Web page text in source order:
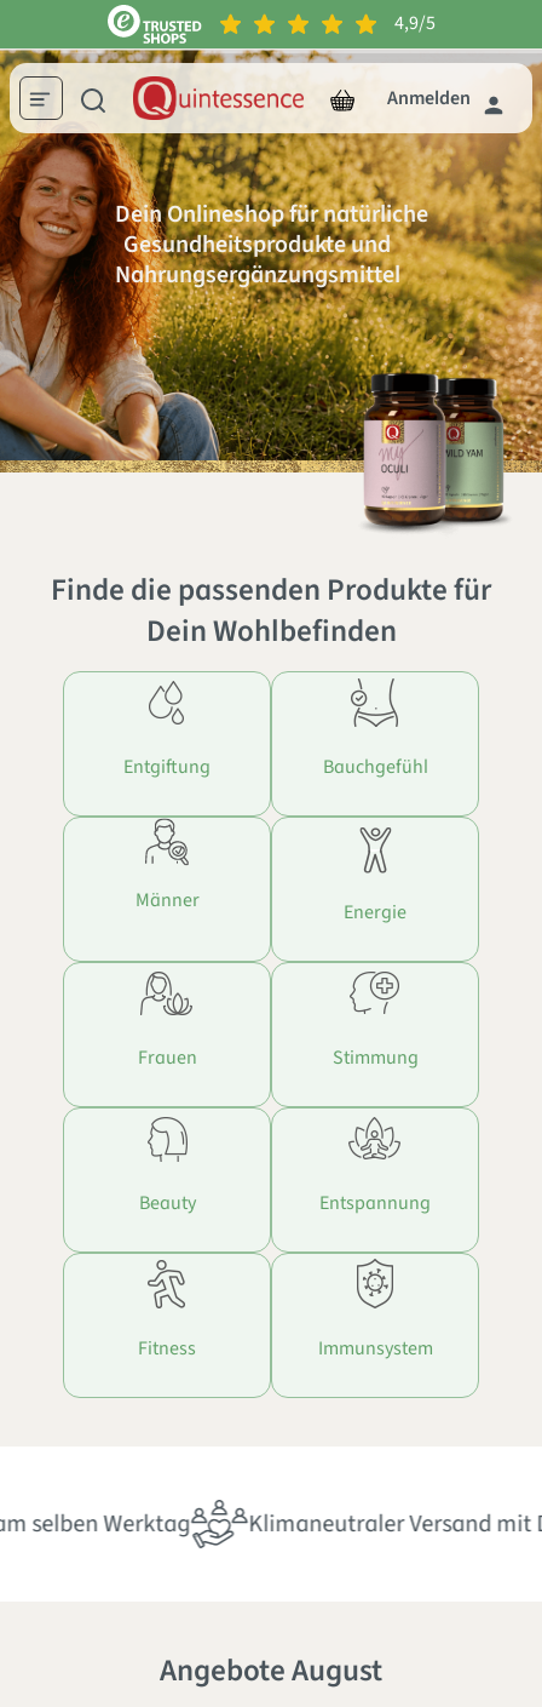
springen 4,9/5
Anmelden
Dein Onlineshop für natürliche
Gesundheitsprodukte und
Nahrungsergänzungsmittel
Finde die passenden Produkte für
Dein Wohlbefinden
Entgiftung Bauchgefühl
Männer Energie
Frauen Stimmung
Beauty Entspannung
Fitness Immunsystem
Werktag Klimaneutraler Versand mit DHL
Angebote August